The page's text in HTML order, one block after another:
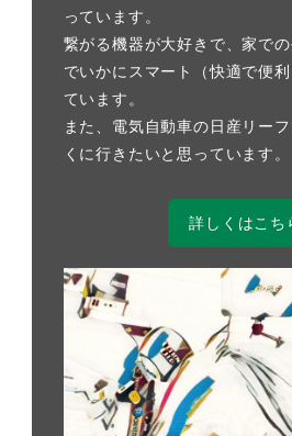
っています。
繋がる機器が大好きで、家で
でいかにスマート（快適で便
ています。
また、電気自動車の日産リー
くに行きたいと思っています。
詳しくはこち